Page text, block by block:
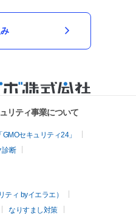
リティ事業について
セキュリティ24」
診断
ィ byイエラエ）
なりすまし対策